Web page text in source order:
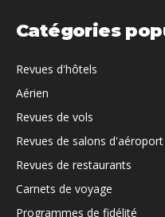
Catégories
Revues d'hôtels
Aérien
Revues de vols
Revues de salons d'aéroport
Revues de restaurants
Carnets de voyage
Programmes de fidélité